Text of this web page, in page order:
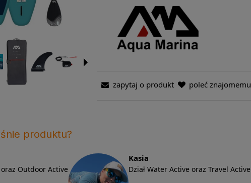
zapytaj o produkt poleć znajomemu
produktu?
Outdoor Active
Kasia
Dział Water Active oraz Travel Active